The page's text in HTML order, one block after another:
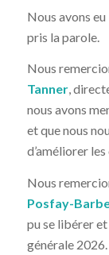
Nous avons
pris la parole.
Nous
Tanner,
nous avons
et que nous
d’améliorer
Nous
Posfay-
pu se libérer
générale 2026.